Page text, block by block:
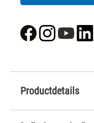
Productdetails